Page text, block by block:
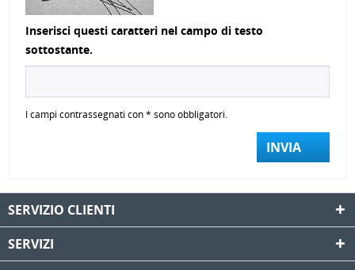
Inserisci questi caratteri nel campo di testo
sottostante.
I campi contrassegnati con * sono obbligatori.
INVIA
SERVIZIO CLIENTI
SERVIZI